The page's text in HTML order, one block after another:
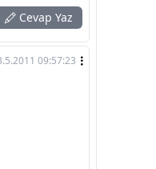
Cevap Yaz
09:57:23